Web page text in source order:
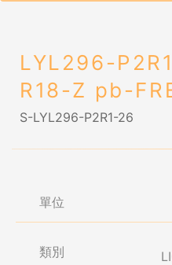
LYL296-
R18-Z pb-
S-LYL296-P2R1-26
單位
類別